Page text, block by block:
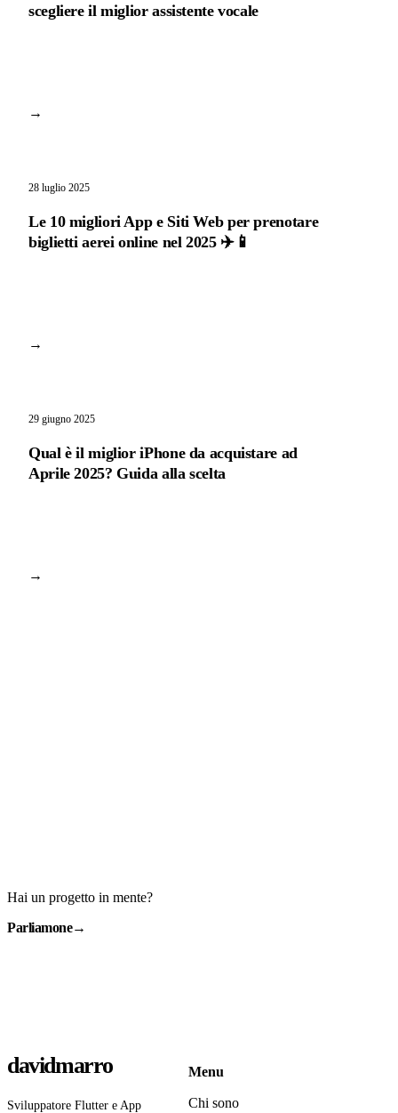
scegliere il miglior assistente vocale
→
28 luglio 2025
Le 10 migliori App e Siti Web per prenotare
biglietti aerei online nel 2025 ✈️📱
→
29 giugno 2025
Qual è il miglior iPhone da acquistare ad
Aprile 2025? Guida alla scelta
→
Hai un progetto in mente?
Parliamone→
davidmarro
Sviluppatore Flutter e App
Menu
Chi sono